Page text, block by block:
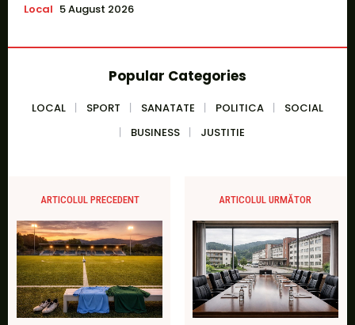
Local 5 August 2026
Popular Categories
LOCAL SPORT SANATATE POLITICA
SOCIAL
BUSINESS
JUSTITIE
ARTICOLUL PRECEDENT ARTICOLUL URMĂTOR